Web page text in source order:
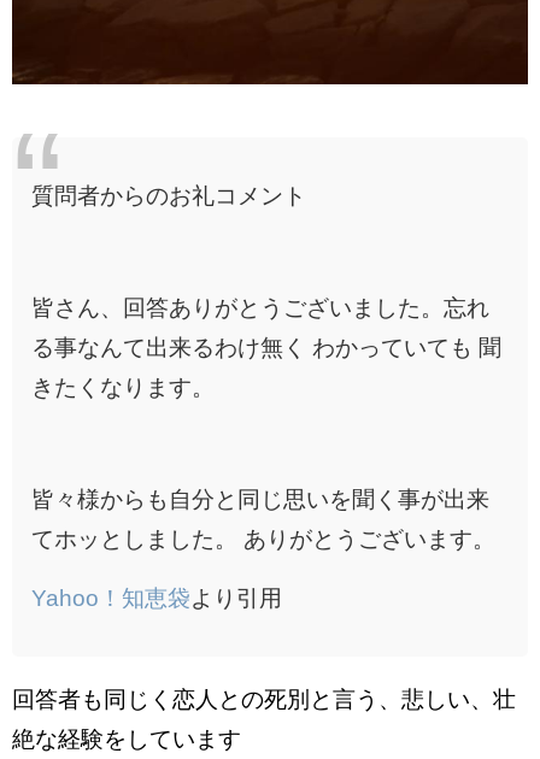
質問者からのお礼コメント
皆さん、回答ありがとうございました。忘れ
る事なんて出来るわけ無く わかっていても 聞
きたくなります。
皆々様からも自分と同じ思いを聞く事が出来
てホッとしました。 ありがとうございます。
Yahoo！知恵袋より引用
回答者も同じく恋人との死別と言う、悲しい、壮
絶な経験をしています